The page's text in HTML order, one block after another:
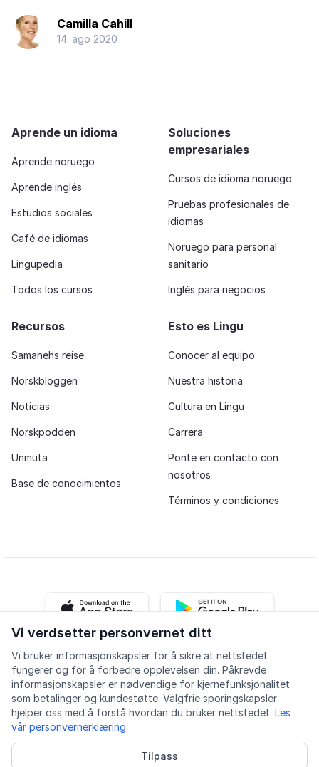
Camilla Cahill
14. ago 2020
Vi verdsetter personvernet ditt
Vi bruker informasjonskapsler for å sikre at nettstedet
fungerer og for å forbedre opplevelsen din. Påkrevde
informasjonskapsler er nødvendige for kjernefunksjonalitet
som betalinger og kundestøtte. Valgfrie sporingskapsler
hjelper oss med å forstå hvordan du bruker nettstedet. Les
vår personvernerklæring
Tilpass
Aprende un idioma
Aprende noruego
Aprende inglés
Estudios sociales
Café de idiomas
Lingupedia
Todos los cursos
Soluciones
empresariales
Cursos de idioma noruego
Pruebas profesionales de
idiomas
Noruego para personal
sanitario
Inglés para negocios
Recursos
Samanehs reise
Norskbloggen
Noticias
Norskpodden
Unmuta
Base de conocimientos
Esto es Lingu
Conocer al equipo
Nuestra historia
Cultura en Lingu
Carrera
Ponte en contacto con
nosotros
Términos y condiciones
iOS app Android app
FacebookInstagram
YoutubeLinkedIn
Informasjonskapsler